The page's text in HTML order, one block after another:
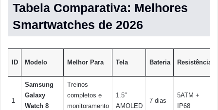
Tabela Comparativa: Melhores
Smartwatches de 2026
ID Modelo Melhor Para Tela Bateria Resistência
1
Samsung
Galaxy
Watch 8
Treinos
completos e
monitoramento
1.5″
AMOLED
7 dias
5ATM +
IP68